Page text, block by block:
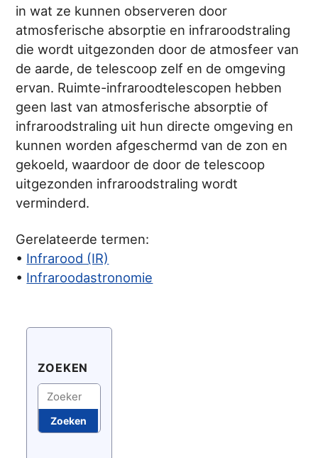
in wat ze kunnen observeren door
atmosferische absorptie en infraroodstraling
die wordt uitgezonden door de atmosfeer van
de aarde, de telescoop zelf en de omgeving
ervan. Ruimte-infraroodtelescopen hebben
geen last van atmosferische absorptie of
infraroodstraling uit hun directe omgeving en
kunnen worden afgeschermd van de zon en
gekoeld, waardoor de door de telescoop
uitgezonden infraroodstraling wordt
verminderd.
Gerelateerde termen:
• Infrarood (IR)
• Infraroodastronomie
ZOEKEN
Zoeken
Zoeken